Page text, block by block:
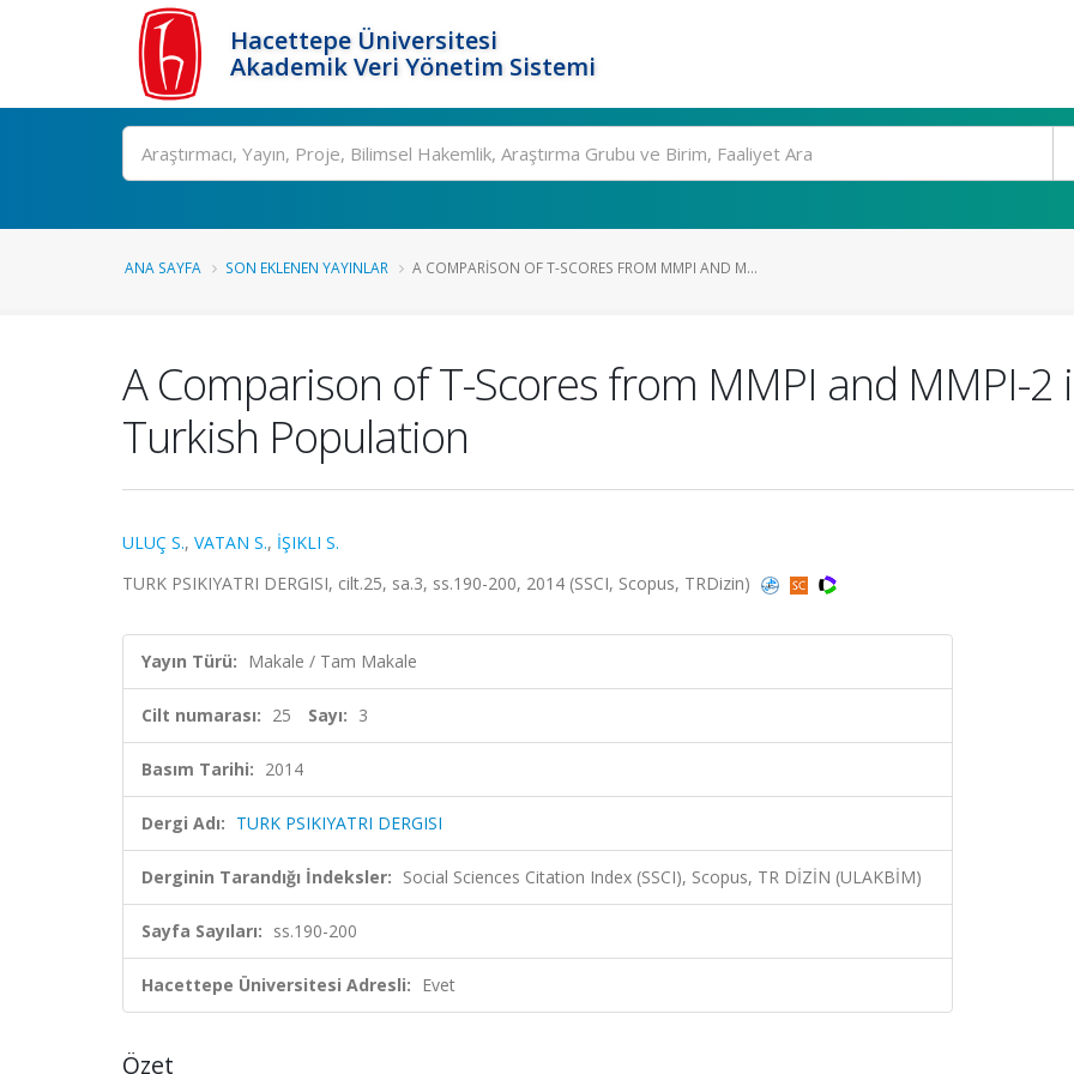
Hacettepe Üniversitesi
Akademik Veri Yönetim Sistemi
Ara
ANA SAYFA SON EKLENEN YAYINLAR A COMPARISON OF T-SCORES FROM MMPI AND M...
A Comparison of T-Scores from MMPI and MMPI-2
Turkish Population
ULUÇ S., VATAN S., İŞIKLI S.
TURK PSIKIYATRI DERGISI, cilt.25, sa.3, ss.190-200, 2014 (SSCI, Scopus, TRDizin)
Yayın Türü: Makale / Tam Makale
Cilt numarası: 25 Sayı: 3
Basım Tarihi: 2014
Dergi Adı: TURK PSIKIYATRI DERGISI
Derginin Tarandığı İndeksler: Social Sciences Citation Index (SSCI), Scopus, TR DİZİN (ULAKBİM)
Sayfa Sayıları: ss.190-200
Hacettepe Üniversitesi Adresli: Evet
Özet